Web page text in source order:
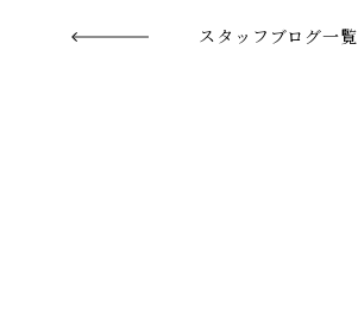
スタッフブログ一覧